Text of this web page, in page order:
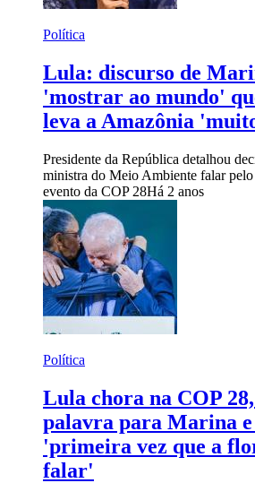
Política
Lula: discurso de
'mostrar ao mundo'
leva a Amazônia
Presidente da República detalhou
ministra do Meio Ambiente falar
evento da COP 28Há 2 anos
Política
Lula chora na COP 28,
palavra para Marina
'primeira vez que a
falar'